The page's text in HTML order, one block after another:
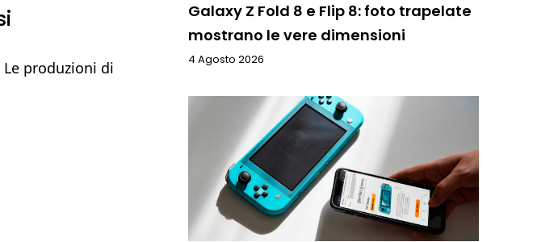
produzioni di
Galaxy Z Fold 8 e Flip 8: foto trapelate
mostrano le vere dimensioni
4 Agosto 2026